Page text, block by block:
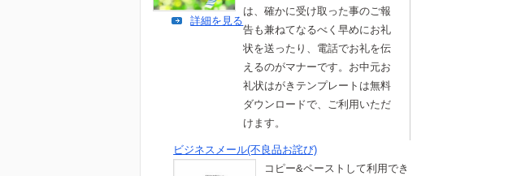
は、確かに受け取った事のご報
告も兼ねてなるべく早めにお礼
状を送ったり、電話でお礼を伝
えるのがマナーです。お中元お
礼状はがきテンプレートは無料
ダウンロードで、ご利用いただ
けます。
詳細を見る
ビジネスメール(不良品お詫び)
コピー&ペーストして利用でき